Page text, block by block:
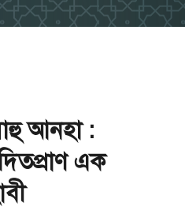
আনহা :
এক